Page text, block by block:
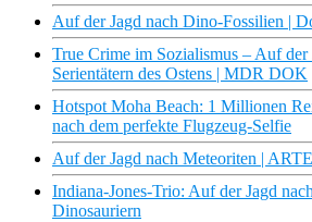
Auf der Jagd nach Dino-Fossilien |
True Crime im Sozialismus – Auf der
Serientätern des Ostens | MDR DOK
Hotspot Moha Beach: 1 Millionen
nach dem perfekte Flugzeug-Selfie
Auf der Jagd nach Meteoriten |
Indiana-Jones-Trio: Auf der Jagd
Dinosauriern